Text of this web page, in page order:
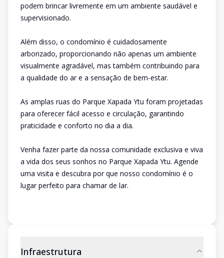
podem brincar livremente em um ambiente saudável e
supervisionado.
Além disso, o condomínio é cuidadosamente
arborizado, proporcionando não apenas um ambiente
visualmente agradável, mas também contribuindo para
a qualidade do ar e a sensação de bem-estar.
As amplas ruas do Parque Xapada Ytu foram projetadas
para oferecer fácil acesso e circulação, garantindo
praticidade e conforto no dia a dia.
Venha fazer parte da nossa comunidade exclusiva e viva
a vida dos seus sonhos no Parque Xapada Ytu. Agende
uma visita e descubra por que nosso condomínio é o
lugar perfeito para chamar de lar.
Infraestrutura